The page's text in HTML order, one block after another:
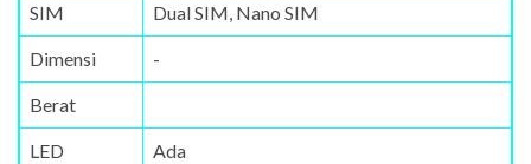
SIM Dual SIM, Nano SIM
Dimensi -
Berat
LED
Ada